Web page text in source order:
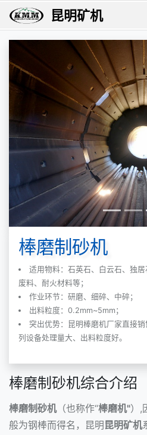
昆明矿机
棒磨制砂机
适用物料：石英石、白云石、独
废料、耐火材料等；
作业环节：研磨、细碎、中碎；
出料粒度：0.2mm~5mm；
突出优势：昆明棒磨机厂家直接
列设备处理量大、出料粒度好。
棒磨制砂机综合介绍
棒磨制砂机（也称作“棒磨机"）,
般为钢棒而得名，昆明 昆明矿机